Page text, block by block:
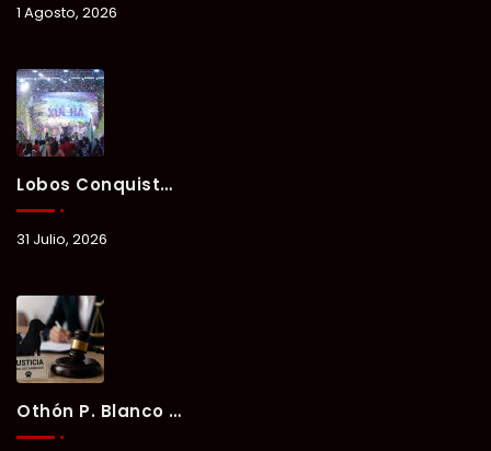
1 Agosto, 2026
Lobos Conquista La Primera Competencia Del Verano Xul-Há 2026 En Una Noche Llena De Talento Y Energía.
31 Julio, 2026
Othón P. Blanco Refrenda Su Compromiso Contra El Maltrato Animal: Vinculan A Proceso A Presunto Responsable Tras Denuncia Del Ayuntamiento.